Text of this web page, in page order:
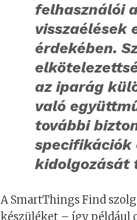
felhasználói
visszaélések
érdekében.
az iparág
való
további
specifikációk
kidolgozását
A SmartThings Find
készüléket – így például